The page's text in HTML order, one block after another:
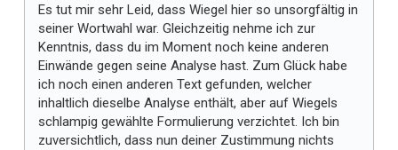
Es tut mir sehr Leid, dass Wiegel hier so unsorgfältig in
seiner Wortwahl war. Gleichzeitig nehme ich zur
Kenntnis, dass du im Moment noch keine anderen
Einwände gegen seine Analyse hast. Zum Glück habe
ich noch einen anderen Text gefunden, welcher
inhaltlich dieselbe Analyse enthält, aber auf Wiegels
schlampig gewählte Formulierung verzichtet. Ich bin
zuversichtlich, dass nun deiner Zustimmung nichts